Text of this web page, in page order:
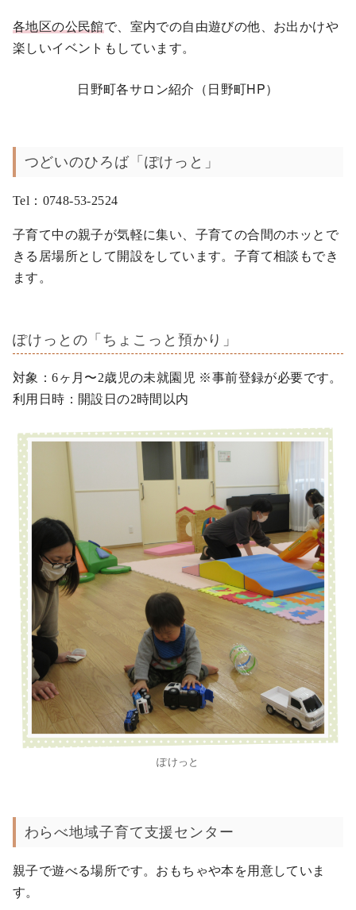
各地区の公民館で、室内での自由遊びの他、お出かけや
楽しいイベントもしています。
日野町各サロン紹介（日野町HP）
つどいのひろば「ぽけっと」
Tel：0748-53-2524
子育て中の親子が気軽に集い、子育ての合間のホッとで
きる居場所として開設をしています。子育て相談もでき
ます。
ぽけっとの「ちょこっと預かり」
対象：6ヶ月〜2歳児の未就園児 ※事前登録が必要です。
利用日時：開設日の2時間以内
ぽけっと
わらべ地域子育て支援センター
親子で遊べる場所です。おもちゃや本を用意していま
す。